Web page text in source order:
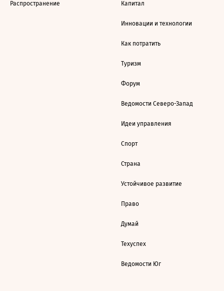
Распространение Капитал
Инновации и технологии
Как потратить
Туризм
Форум
Ведомости Северо-Запад
Идеи управления
Спорт
Страна
Устойчивое развитие
Право
Думай
Техуспех
Ведомости Юг